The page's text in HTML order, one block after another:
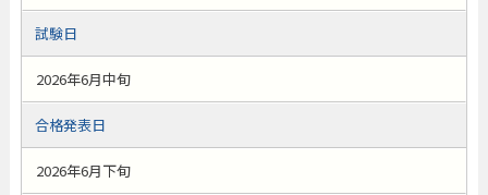
試験日
2026年6月中旬
合格発表日
2026年6月下旬